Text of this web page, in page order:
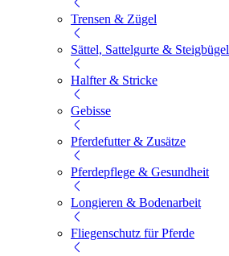
Trensen & Zügel
Sättel, Sattelgurte & Steigbügel
Halfter & Stricke
Gebisse
Pferdefutter & Zusätze
Pferdepflege & Gesundheit
Longieren & Bodenarbeit
Fliegenschutz für Pferde